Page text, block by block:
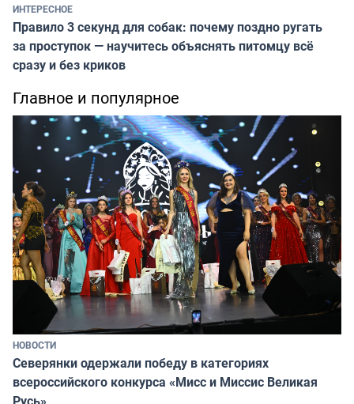
ИНТЕРЕСНОЕ
Правило 3 секунд для собак: почему поздно ругать
за проступок — научитесь объяснять питомцу всё
сразу и без криков
Главное и популярное
НОВОСТИ
Северянки одержали победу в категориях
всероссийского конкурса «Мисс и Миссис Великая